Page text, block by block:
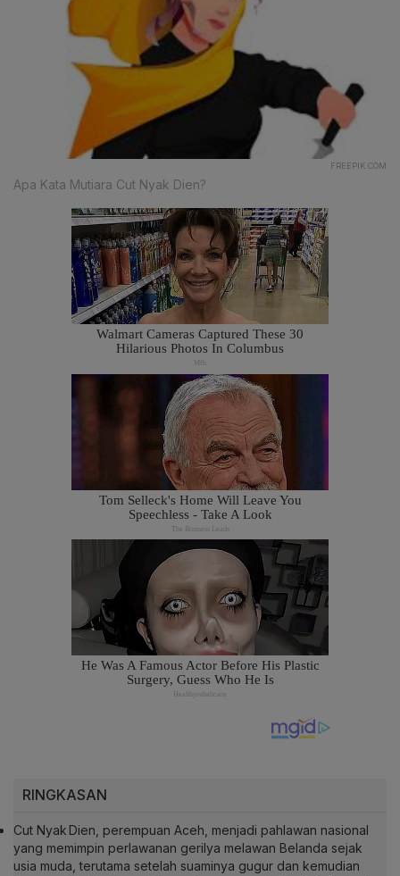
FREEPIK.COM
Apa Kata Mutiara Cut Nyak Dien?
RINGKASAN
Cut Nyak Dien, perempuan Aceh, menjadi pahlawan nasional
yang memimpin perlawanan gerilya melawan Belanda sejak
usia muda, terutama setelah suaminya gugur dan kemudian